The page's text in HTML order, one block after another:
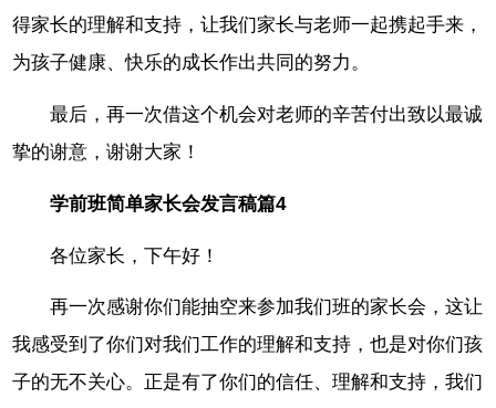
得家长的理解和支持，让我们家长与老师一起携起手来，
为孩子健康、快乐的成长作出共同的努力。
最后，再一次借这个机会对老师的辛苦付出致以最诚
挚的谢意，谢谢大家！
学前班简单家长会发言稿篇4
各位家长，下午好！
再一次感谢你们能抽空来参加我们班的家长会，这让
我感受到了你们对我们工作的理解和支持，也是对你们孩
子的无不关心。正是有了你们的信任、理解和支持，我们